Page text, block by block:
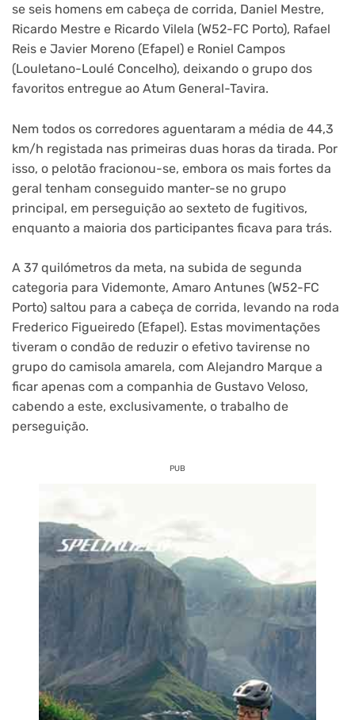
se seis homens em cabeça de corrida, Daniel Mestre,
Ricardo Mestre e Ricardo Vilela (W52-FC Porto), Rafael
Reis e Javier Moreno (Efapel) e Roniel Campos
(Louletano-Loulé Concelho), deixando o grupo dos
favoritos entregue ao Atum General-Tavira.
Nem todos os corredores aguentaram a média de 44,3
km/h registada nas primeiras duas horas da tirada. Por
isso, o pelotão fracionou-se, embora os mais fortes da
geral tenham conseguido manter-se no grupo
principal, em perseguição ao sexteto de fugitivos,
enquanto a maioria dos participantes ficava para trás.
A 37 quilómetros da meta, na subida de segunda
categoria para Videmonte, Amaro Antunes (W52-FC
Porto) saltou para a cabeça de corrida, levando na roda
Frederico Figueiredo (Efapel). Estas movimentações
tiveram o condão de reduzir o efetivo tavirense no
grupo do camisola amarela, com Alejandro Marque a
ficar apenas com a companhia de Gustavo Veloso,
cabendo a este, exclusivamente, o trabalho de
perseguição.
PUB